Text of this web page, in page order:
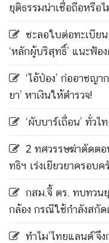
ยุติธรรมน่าเชื่อถือหรือไ
ชะลอใบต่อทะเบีย
‘หลักผู้บริสุทธิ์’ แนะฟ้อ
‘ไอ้ป๋อง’ ก่ออาชญา
ยา’ หาเงินให้ตำรวจ!
‘ผับบาร์เถื่อน’ ทั่ว
2 ทศวรรษฆ่าตัดตอ
ทธิฯ เร่งเยียวยาครอบ
กสม.จี้ ตร. ทบทวน
กล้อง กรณีใช้กำลังสกัด
ทำไม’ไทยแลนด์’จึ